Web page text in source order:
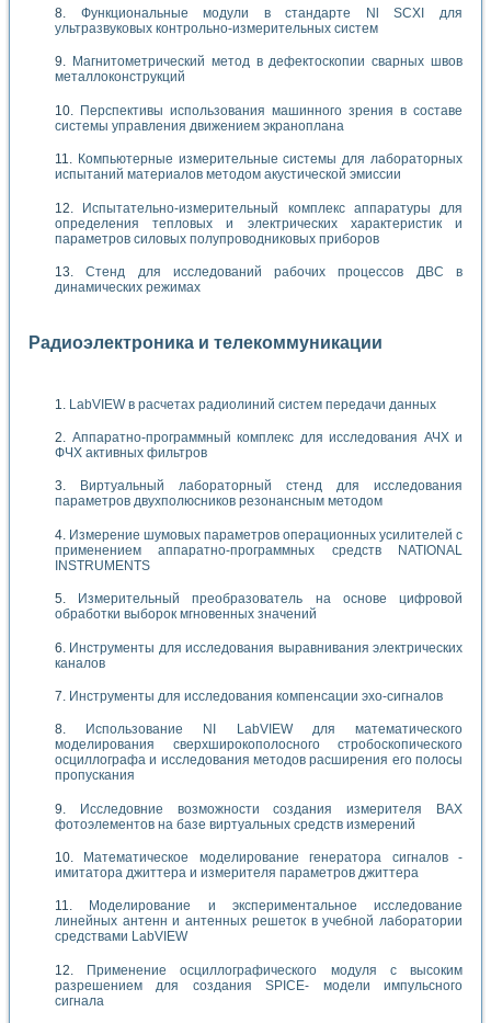
Функциональные модули в стандарте Nl SCXI для
ультразвуковых контрольно-измерительных систем
Магнитометрический метод в дефектоскопии сварных швов
металлоконструкций
Перспективы использования машинного зрения в составе
системы управления движением экраноплана
Компьютерные измерительные системы для лабораторных
испытаний материалов методом акустической эмиссии
Испытательно-измерительный комплекс аппаратуры для
определения тепловых и электрических характеристик и
параметров силовых полупроводниковых приборов
Стенд для исследований рабочих процессов ДВС в
динамических режимах
Радиоэлектроника и телекоммуникации
LabVIEW в расчетах радиолиний систем передачи данных
Аппаратно-программный комплекс для исследования АЧХ и
ФЧХ активных фильтров
Виртуальный лабораторный стенд для исследования
параметров двухполюсников резонансным методом
Измерение шумовых параметров операционных усилителей с
применением аппаратно-программных средств NATIONAL
INSTRUMENTS
Измерительный преобразователь на основе цифровой
обработки выборок мгновенных значений
Инструменты для исследования выравнивания электрических
каналов
Инструменты для исследования компенсации эхо-сигналов
Использование NI LabVIEW для математического
моделирования сверхширокополосного стробоскопического
осциллографа и исследования методов расширения его полосы
пропускания
Исследовние возможности создания измерителя ВАХ
фотоэлементов на базе виртуальных средств измерений
Математическое моделирование генератора сигналов -
имитатора джиттера и измерителя параметров джиттера
Моделирование и экспериментальное исследование
линейных антенн и антенных решеток в учебной лаборатории
средствами LabVIEW
Применение осциллографического модуля с высоким
разрешением для создания SPICE- модели импульсного
сигнала